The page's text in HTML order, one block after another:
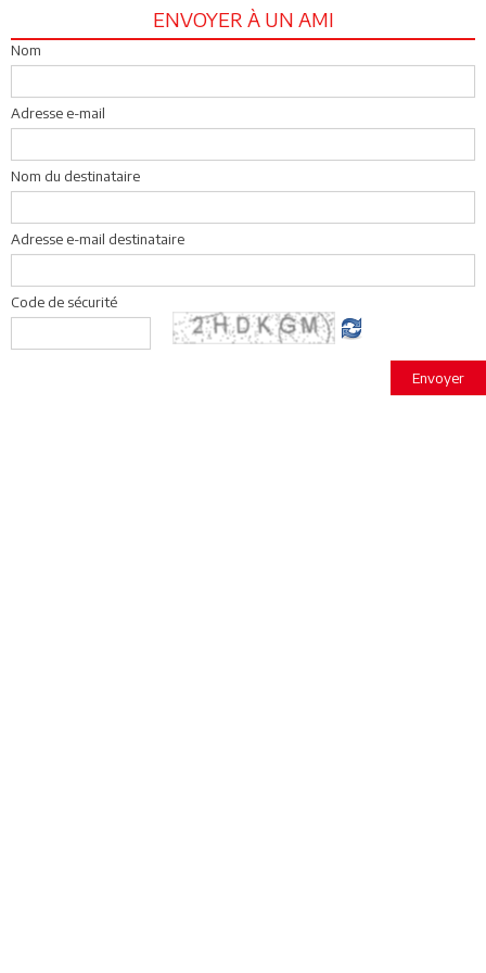
ENVOYER À UN AMI
Nom
Adresse e-mail
Nom du destinataire
Adresse e-mail destinataire
Code de sécurité
Envoyer